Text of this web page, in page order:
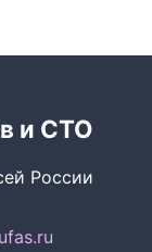
и СТО
России
fas.ru